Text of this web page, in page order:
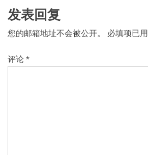
发表回复
您的邮箱地址不会被公开。 必填项已用
评论 *